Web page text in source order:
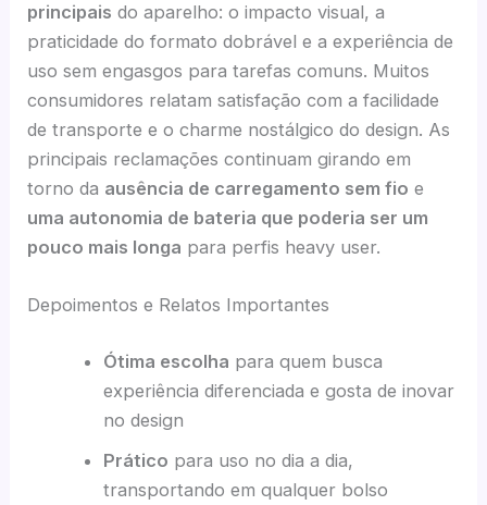
principais do aparelho: o impacto visual, a
praticidade do formato dobrável e a experiência de
uso sem engasgos para tarefas comuns. Muitos
consumidores relatam satisfação com a facilidade
de transporte e o charme nostálgico do design. As
principais reclamações continuam girando em
torno da ausência de carregamento sem fio e
uma autonomia de bateria que poderia ser um
pouco mais longa para perfis heavy user.
Depoimentos e Relatos Importantes
Ótima escolha para quem busca
experiência diferenciada e gosta de inovar
no design
Prático para uso no dia a dia,
transportando em qualquer bolso